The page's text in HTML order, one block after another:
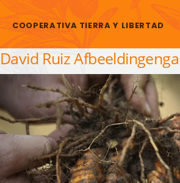
COOPERATIVA TIERRA Y LIBERTAD
David Ruiz